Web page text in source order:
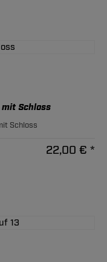
Schloss
Schloss
22,00 € *